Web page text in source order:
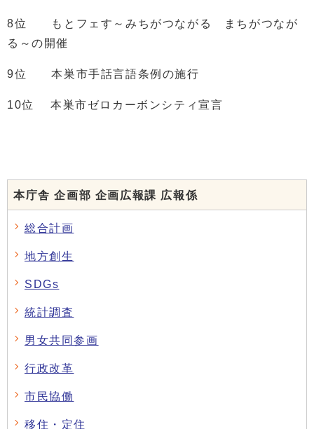
8位 もとフェす～みちがつながる まちがつなが
る～の開催
9位 本巣市手話言語条例の施行
10位 本巣市ゼロカーボンシティ宣言
本庁舎 企画部 企画広報課 広報係
総合計画
地方創生
SDGs
統計調査
男女共同参画
行政改革
市民協働
移住・定住